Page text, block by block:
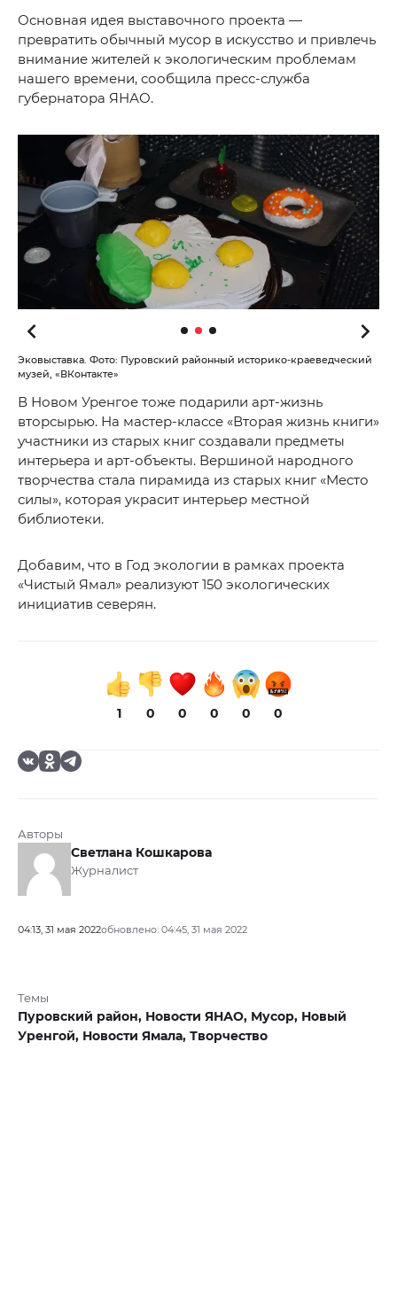
Основная идея выставочного проекта —
превратить обычный мусор в искусство и привлечь
внимание жителей к экологическим проблемам
нашего времени, сообщила пресс-служба
губернатора ЯНАО.
Эковыставка. Фото: Пуровский районный историко-краеведческий
музей, «ВКонтакте»
В Новом Уренгое тоже подарили арт-жизнь
вторсырью. На мастер-классе «Вторая жизнь книги»
участники из старых книг создавали предметы
интерьера и арт-объекты. Вершиной народного
творчества стала пирамида из старых книг «Место
силы», которая украсит интерьер местной
библиотеки.
Добавим, что в Год экологии в рамках проекта
«Чистый Ямал» реализуют 150 экологических
инициатив северян.
1 0 0 0 0 0
Авторы
Светлана Кошкарова
Журналист
04:13, 31 мая 2022обновлено: 04:45, 31 мая 2022
Темы
Пуровский район, Новости ЯНАО, Мусор, Новый
Уренгой, Новости Ямала, Творчество